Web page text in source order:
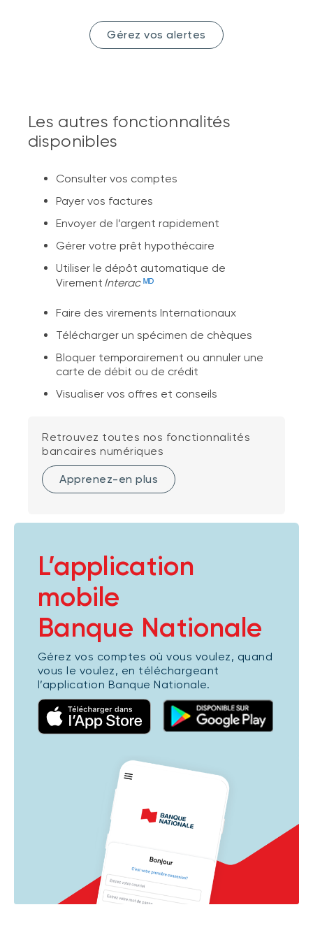
Gérez vos alertes
Les autres fonctionnalités
disponibles
Consulter vos comptes
Payer vos factures
Envoyer de l’argent rapidement
Gérer votre prêt hypothécaire
Utiliser le dépôt automatique de
Virement Interac ᴹᴰ
Faire des virements Internationaux
Télécharger un spécimen de chèques
Bloquer temporairement ou annuler une
carte de débit ou de crédit
Visualiser vos offres et conseils
Retrouvez toutes nos fonctionnalités
bancaires numériques
Apprenez-en plus
L’application
mobile
Banque Nationale
Gérez vos comptes où vous voulez, quand
vous le voulez, en téléchargeant
l’application Banque Nationale.